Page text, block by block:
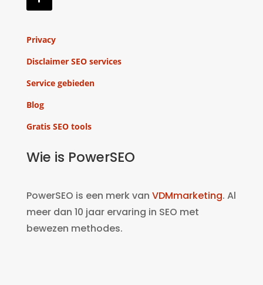
Privacy
Disclaimer SEO services
Service gebieden
Blog
Gratis SEO tools
Wie is PowerSEO
PowerSEO is een merk van VDMmarketing. Al
meer dan 10 jaar ervaring in SEO met
bewezen methodes.